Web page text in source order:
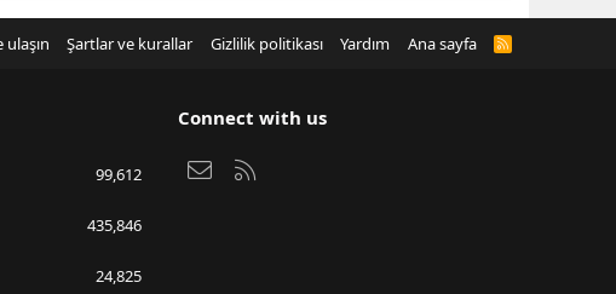
ulaşın Şartlar ve kurallar Gizlilik politikası Yardım Ana sayfa
R
99,612
435,846
24,825
Connect with us
Bize ulaşın